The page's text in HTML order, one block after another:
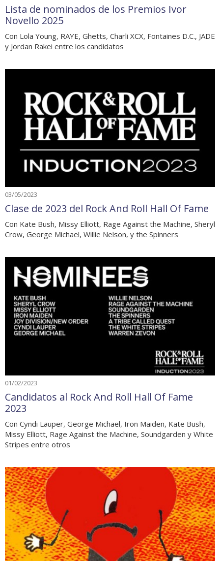
Lista de nominados de los Premios Ivor
Novello 2025
Con Lola Young, RAYE, Ghetts, Charli XCX, Fontaines D.C., JADE
y Jordan Rakei entre los candidatos
03/05/2023
Clase de 2023 del Rock And Roll Hall Of Fame
Con Kate Bush, Missy Elliott, Rage Against the Machine, Sheryl
Crow, George Michael, Willie Nelson, y the Spinners
01/02/2023
Candidatos al Rock And Roll Hall Of Fame
2023
Con Cyndi Lauper, George Michael, Iron Maiden, Kate Bush,
Missy Elliott, Rage Against the Machine, Soundgarden y White
Stripes entre otros